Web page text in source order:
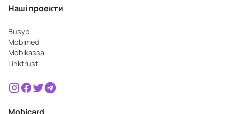
Наші проекти
Busyb
Mobimed
Mobikassa
Linktrust